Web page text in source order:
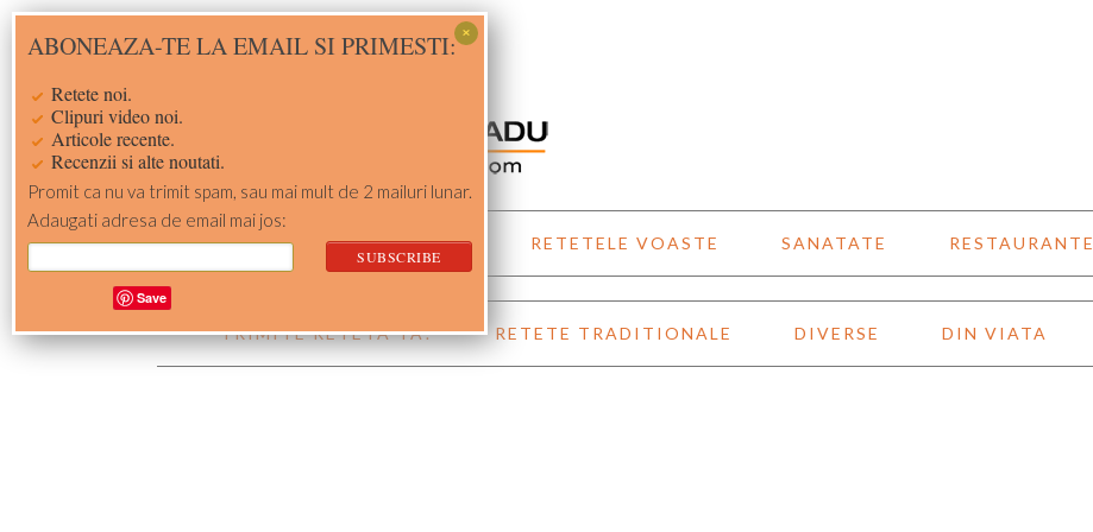
Skip
to
Skip
to
Skip
to
Skip
to
ACASA RETETE RETETELE VOASTE SANATATE RESTAURANTE
TRIMITE RETETA TA! RETETE TRADITIONALE DIVERSE DIN VIATA
ABONEAZA-TE LA EMAIL SI PRIMESTI:
Retete noi.
Clipuri video noi.
Articole recente.
Recenzii si alte noutati.
Promit ca nu va trimit spam, sau mai mult de 2 mailuri lunar.
Adaugati adresa de email mai jos:
Save